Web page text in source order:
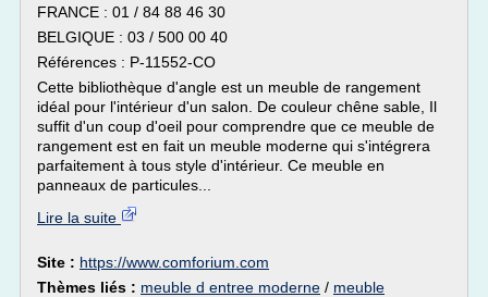
FRANCE : 01 / 84 88 46 30
BELGIQUE : 03 / 500 00 40
Références : P-11552-CO
Cette bibliothèque d'angle est un meuble de rangement
idéal pour l'intérieur d'un salon. De couleur chêne sable, Il
suffit d'un coup d'oeil pour comprendre que ce meuble de
rangement est en fait un meuble moderne qui s'intégrera
parfaitement à tous style d'intérieur. Ce meuble en
panneaux de particules...
Lire la suite
Site : https://www.comforium.com
Thèmes liés : meuble d entree moderne / meuble